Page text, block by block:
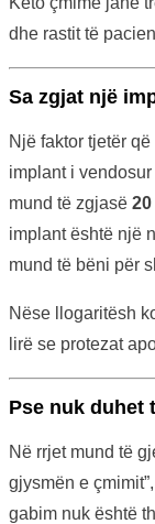
dhe rastit të
Sa zgjat një
Një faktor tjetër
implant i
mund të zgjasë
implant është një
mund të bëni për
Nëse llogaritësh
lirë se protezat
Pse nuk duhet
Në rrjet mund të
gjysmën e
gabim nuk është